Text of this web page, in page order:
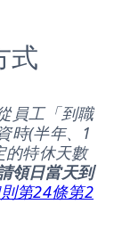
式
員工「到職
時(半年、1
的特休天數
領日當天到
第24條第2